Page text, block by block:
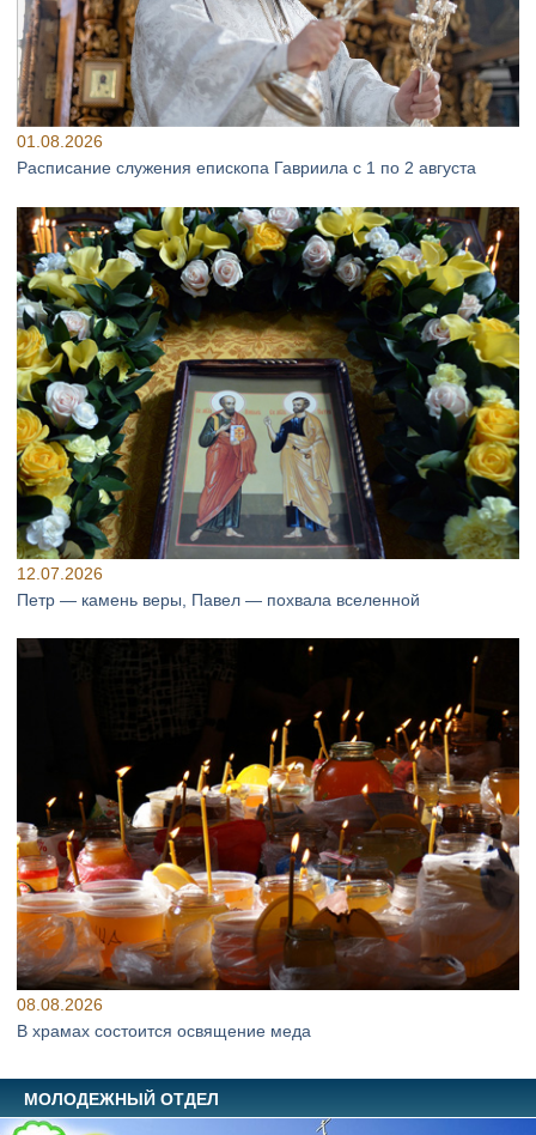
01.08.2026
Расписание служения епископа Гавриила с 1 по 2 августа
12.07.2026
Петр — камень веры, Павел — похвала вселенной
08.08.2026
В храмах состоится освящение меда
МОЛОДЕЖНЫЙ ОТДЕЛ